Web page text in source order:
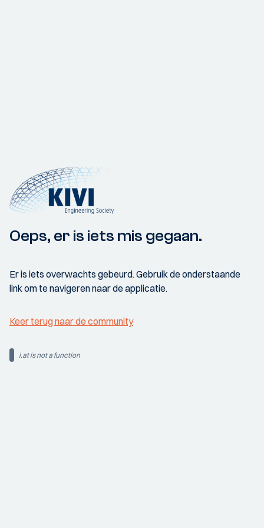
Oeps, er is iets mis gegaan.
Er is iets overwachts gebeurd. Gebruik de onderstaande
link om te navigeren naar de applicatie.
Keer terug naar de community
i.at is not a function